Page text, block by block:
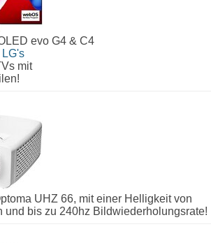
evo G4 & C4
LG's
mit
UHZ 66, mit einer Helligkeit von
und bis zu 240hz Bildwiederholungsrate!